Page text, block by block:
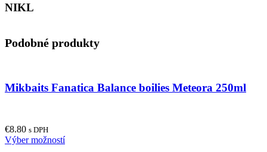
NIKL
Podobné produkty
Mikbaits Fanatica Balance boilies Meteora 250ml
€8.80 s DPH
Výber možnostíThis